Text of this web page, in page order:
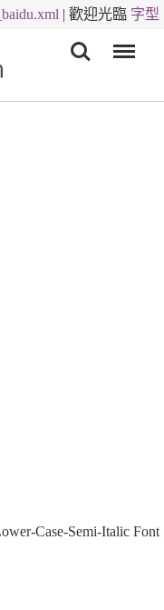
| 歡迎光臨 字型
Case-Semi-Italic Font